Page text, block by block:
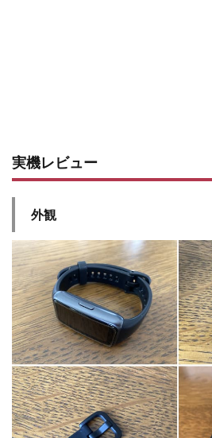
実機レビュー
外観